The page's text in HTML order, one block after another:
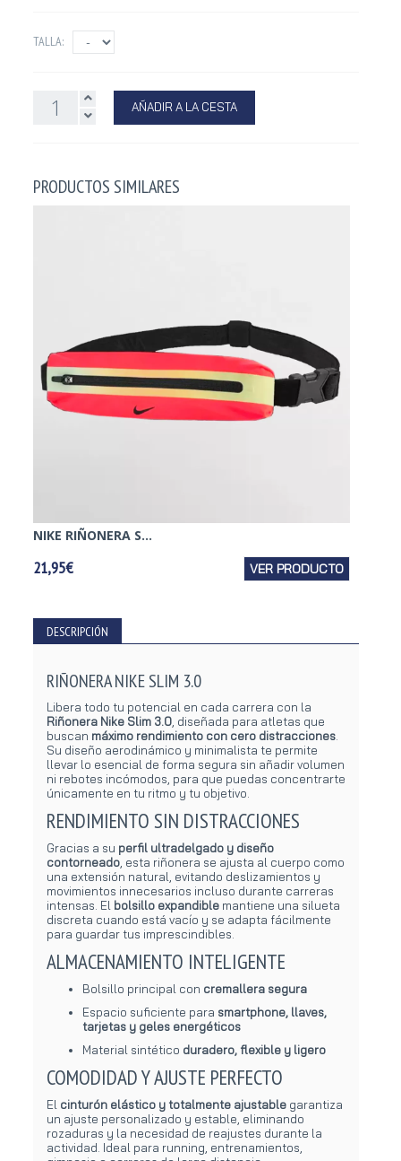
TALLA:
AÑADIR A LA CESTA
PRODUCTOS SIMILARES
NIKE RIÑONERA S...
21,95€ VER PRODUCTO
DESCRIPCIÓN
RIÑONERA NIKE SLIM 3.0
Libera todo tu potencial en cada carrera con la
Riñonera Nike Slim 3.0 , diseñada para atletas que
buscan máximo rendimiento con cero distracciones
Su diseño aerodinámico y minimalista te permite
llevar lo esencial de forma segura sin añadir volumen
ni rebotes incómodos, para que puedas concentrarte
únicamente en tu ritmo y tu objetivo.
RENDIMIENTO SIN DISTRACCIONES
Gracias a su perfil ultradelgado y diseño
contorneado , esta riñonera se ajusta al cuerpo como
una extensión natural, evitando deslizamientos y
movimientos innecesarios incluso durante carreras
intensas. El bolsillo expandible mantiene una silueta
discreta cuando está vacío y se adapta fácilmente
para guardar tus imprescindibles.
ALMACENAMIENTO INTELIGENTE
Bolsillo principal con cremallera segura
Espacio suficiente para smartphone, llaves,
tarjetas y geles energéticos
Material sintético duradero, flexible y ligero
COMODIDAD Y AJUSTE PERFECTO
El cinturón elástico y totalmente ajustable garantiza
un ajuste personalizado y estable, eliminando
rozaduras y la necesidad de reajustes durante la
actividad. Ideal para running, entrenamientos,